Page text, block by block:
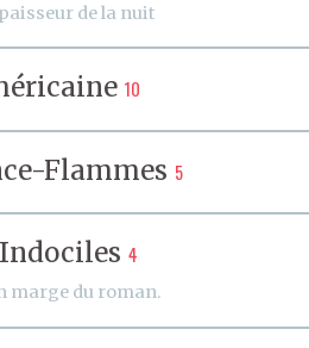
de la nuit
10
Flammes 5
4
marge du roman.